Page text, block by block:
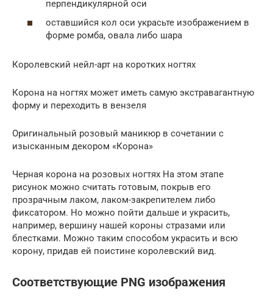
перпендикулярной оси
оставшийся кол оси украсьте изображением в
форме ромба, овала либо шара
Королевский нейл-арт на коротких ногтях
Корона на ногтях может иметь самую экстравагантную
форму и переходить в вензеля
Оригинальный розовый маникюр в сочетании с
изысканным декором «Корона»
Черная корона на розовых ногтях На этом этапе
рисунок можно считать готовым, покрыв его
прозрачным лаком, лаком-закрепителем либо
фиксатором. Но можно пойти дальше и украсить,
например, вершину нашей короны стразами или
блестками. Можно таким способом украсить и всю
корону, придав ей поистине королевский вид.
Соответствующие PNG изображения